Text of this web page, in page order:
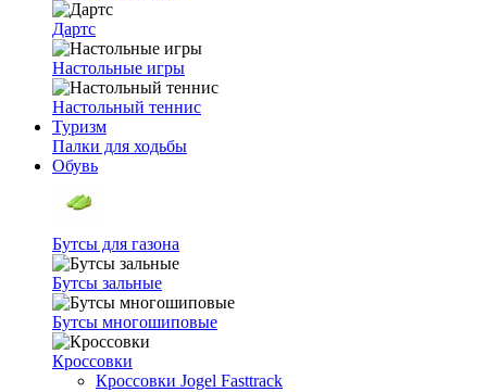
Дартс
Настольные игры
Настольный теннис
Туризм
Палки для ходьбы
Обувь
Бутсы для газона
Бутсы зальные
Бутсы многошиповые
Кроссовки
Кроссовки Jogel Fasttrack